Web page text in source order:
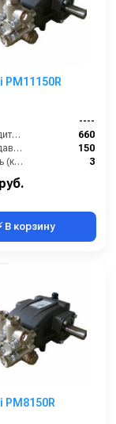
PM11150R
----
Производительность (л/ч):
660
Рабочее давление (бар):
150
Мощность (кВт):
3
В корзину
PM8150R